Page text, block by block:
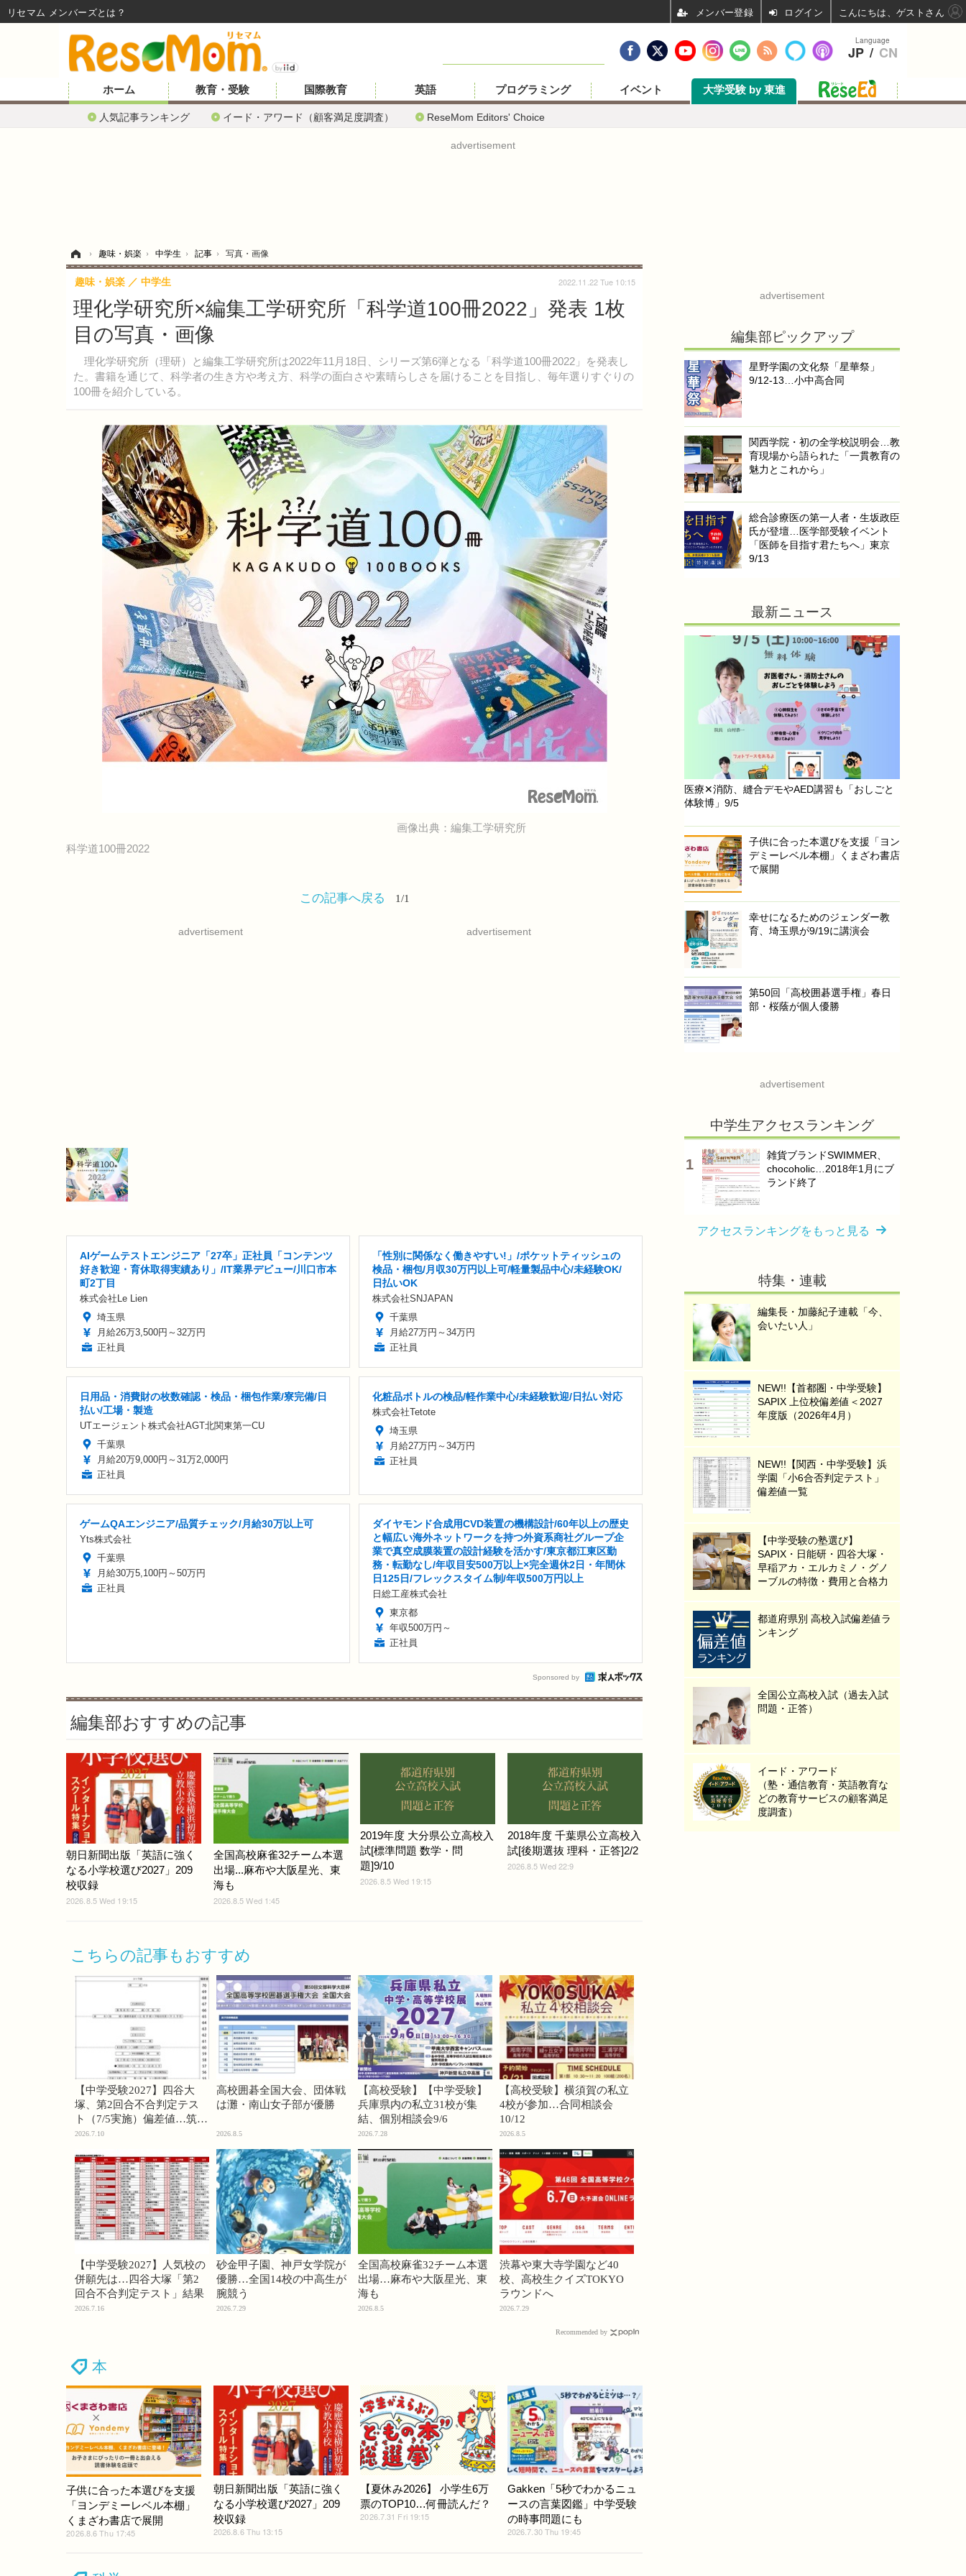
ホーム
人気記事ランキング イード・アワード（顧客満足度調査） ReseMom Editors' Choice
教育・受験 国際教育 英語 プログラミング イベント 大学受験 by 東進
advertisement
› 趣味・娯楽 › 中学生 › 記事 › 写真・画像
理化学研究所×編集工学研究所「科学道100冊2022」発表 1枚
目の写真・画像
理化学研究所（理研）と編集工学研究所は2022年11月18日、シリーズ第6弾となる「科学道100冊2022」を発表し
た。書籍を通じて、科学者の生き方や考え方、科学の面白さや素晴らしさを届けることを目指し、毎年選りすぐりの
100冊を紹介している。
趣味・娯楽 中学生 2022.11.22 Tue 10:15
画像出典：編集工学研究所
科学道100冊2022
この記事へ戻る 1/1
advertisement advertisement
AIゲームテストエンジニア「27卒」正社員「コンテンツ
好き歓迎・育休取得実績あり」/IT業界デビュー/川口市本
町2丁目
株式会社Le Lien
埼玉県
月給26万3,500円～32万円
正社員
「性別に関係なく働きやすい!」/ポケットティッシュの
検品・梱包/月収30万円以上可/軽量製品中心/未経験OK/
日払いOK
株式会社SNJAPAN
千葉県
月給27万円～34万円
正社員
日用品・消費財の枚数確認・検品・梱包作業/寮完備/日
払い/工場・製造
UTエージェント株式会社AGT北関東第一CU
千葉県
月給20万9,000円～31万2,000円
正社員
化粧品ボトルの検品/軽作業中心/未経験歓迎/日払い対応
株式会社Tetote
埼玉県
月給27万円～34万円
正社員
ゲームQAエンジニア/品質チェック/月給30万以上可
Yts株式会社
千葉県
月給30万5,100円～50万円
正社員
ダイヤモンド合成用CVD装置の機構設計/60年以上の歴史
と幅広い海外ネットワークを持つ外資系商社グループ企
業で真空成膜装置の設計経験を活かす/東京都江東区勤
務・転勤なし/年収目安500万以上×完全週休2日・年間休
日125日/フレックスタイム制/年収500万円以上
日総工産株式会社
東京都
年収500万円～
正社員
Sponsored by
編集部おすすめの記事
朝日新聞出版「英語に強く
なる小学校選び2027」209
校収録
2026.8.5 Wed 19:15
全国高校麻雀32チーム本選
出場...麻布や大阪星光、東
海も
2026.8.5 Wed 1:45
2019年度 大分県公立高校入
試[標準問題 数学・問
題]9/10
2026.8.5 Wed 19:15
2018年度 千葉県公立高校入
試[後期選抜 理科・正答]2/2
2026.8.5 Wed 22:9
こちらの記事もおすすめ
【中学受験2027】四谷大
塚、第2回合不合判定テス
ト（7/5実施）偏差値…筑駒
74・桜蔭70＜PR＞
2026.7.10
高校囲碁全国大会、団体戦
は灘・南山女子部が優勝
2026.8.5
【高校受験】【中学受験】
兵庫県内の私立31校が集
結、個別相談会9/6
2026.7.28
【高校受験】横須賀の私立
4校が参加…合同相談会
10/12
2026.8.5
【中学受験2027】人気校の
併願先は…四谷大塚「第2
回合不合判定テスト」結果
2026.7.16
砂金甲子園、神戸女学院が
優勝…全国14校の中高生が
腕競う
2026.7.29
全国高校麻雀32チーム本選
出場…麻布や大阪星光、東
海も
2026.8.5
渋幕や東大寺学園など40
校、高校生クイズTOKYO
ラウンドへ
2026.7.29
Recommended by
本
子供に合った本選びを支援
「ヨンデミーレベル本棚」
くまざわ書店で展開
2026.8.6 Thu 17:45
朝日新聞出版「英語に強く
なる小学校選び2027」209
校収録
2026.8.6 Thu 13:15
【夏休み2026】 小学生6万
票のTOP10…何冊読んだ？
2026.7.31 Fri 19:15
Gakken「5秒でわかるニュ
ースの言葉図鑑」中学受験
の時事問題にも
2026.7.30 Thu 19:45
advertisement
編集部ピックアップ
星野学園の文化祭「星華祭」
9/12-13…小中高合同
関西学院・初の全学校説明会…教
育現場から語られた「一貫教育の
魅力とこれから」
総合診療医の第一人者・生坂政臣
氏が登壇…医学部受験イベント
「医師を目指す君たちへ」東京
9/13
最新ニュース
医療✕消防、縫合デモやAED講習も「おしごと
体験博」9/5
子供に合った本選びを支援「ヨン
デミーレベル本棚」くまざわ書店
で展開
幸せになるためのジェンダー教
育、埼玉県が9/19に講演会
第50回「高校囲碁選手権」春日
部・桜蔭が個人優勝
advertisement
中学生アクセスランキング
雑貨ブランドSWIMMER、
chocoholic…2018年1月にブ
ランド終了
アクセスランキングをもっと見る
特集・連載
編集長・加藤紀子連載「今、
会いたい人」
NEW!!【首都圏・中学受験】
SAPIX 上位校偏差値＜2027
年度版（2026年4月）
NEW!!【関西・中学受験】浜
学園「小6合否判定テスト」
偏差値一覧
【中学受験の塾選び】
SAPIX・日能研・四谷大塚・
早稲アカ・エルカミノ・グノ
ーブルの特徴・費用と合格力
都道府県別 高校入試偏差値ラ
ンキング
全国公立高校入試（過去入試
問題・正答）
イード・アワード
（塾・通信教育・英語教育な
どの教育サービスの顧客満足
度調査）
Language
JP / CN
リセマム メンバーズ ログイン こんにちは、ゲストさん